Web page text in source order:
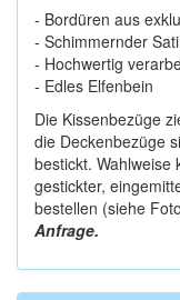
- Bordüren aus
- Schimmernder
- Hochwertig
- Edles Elfenbein
Die Kissenbezüge
die Deckenbezüge
bestickt. Wahlweise
gestickter,
bestellen (siehe
Anfrage.